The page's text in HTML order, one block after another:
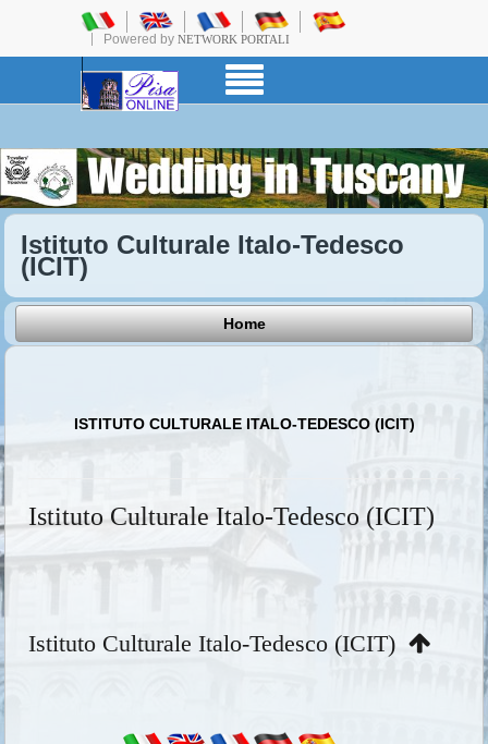
Powered by NETWORK PORTALI
Istituto Culturale Italo-Tedesco
(ICIT)
Home
ISTITUTO CULTURALE ITALO-TEDESCO (ICIT)
Istituto Culturale Italo-Tedesco (ICIT)
Istituto Culturale Italo-Tedesco (ICIT)